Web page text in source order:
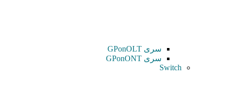
سری GPonOLT
سری GPonONT
Switch